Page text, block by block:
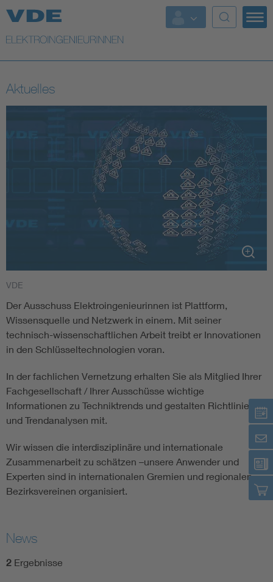
Top Themen
Fokusthemen
Energy
Electromobility
Energy storage
Aktuelles
VDE
Der Ausschuss Elektroingenieurinnen ist Plattform,
Wissensquelle und Netzwerk in einem. Mit seiner
technisch-wissenschaftlichen Arbeit treibt er Innovationen
in den Schlüsseltechnologien voran.
In der fachlichen Vernetzung erhalten Sie als Mitglied Ihrer
Fachgesellschaft / Ihrer Ausschüsse wichtige
Informationen zu Techniktrends und gestalten Richtlinien
und Trendanalysen mit.
Wir wissen die interdisziplinäre und internationale
Zusammenarbeit zu schätzen –unsere Anwender und
Experten sind in internationalen Gremien und regionalen
Bezirksvereinen organisiert.
News
2 Ergebnisse